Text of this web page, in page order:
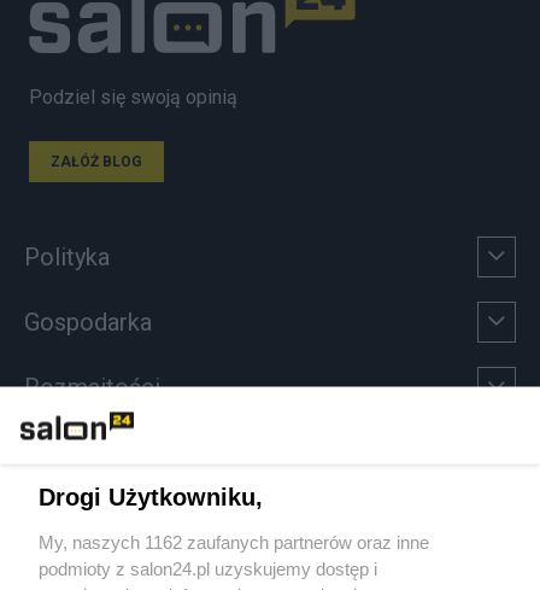
Podziel się swoją opinią
ZAŁÓŻ BLOG
Polityka
Gospodarka
Rozmaitości
Sport
Społeczeństwo
Drogi Użytkowniku,
My, naszych 1162 zaufanych partnerów oraz inne
podmioty z salon24.pl uzyskujemy dostęp i